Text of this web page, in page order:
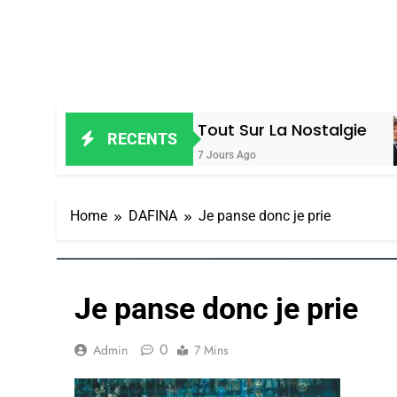
RECENTS
Tout Sur La Nostalgie
Home DAFINA Je panse donc je prie
Je panse donc je prie
Admin 0 7 Mins